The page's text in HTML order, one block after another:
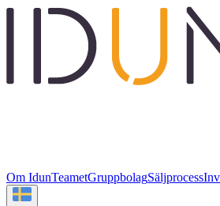
Om IdunTeametGruppbolagSäljprocess